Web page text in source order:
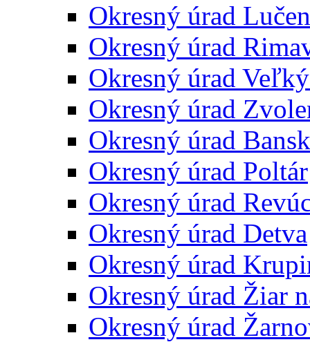
Okresný úrad
Okresný úrad
Okresný úrad
Okresný úrad
Okresný úrad
Okresný úrad Poltár
Okresný úrad
Okresný úrad Detva
Okresný úrad
Okresný úrad Žiar
Okresný úrad